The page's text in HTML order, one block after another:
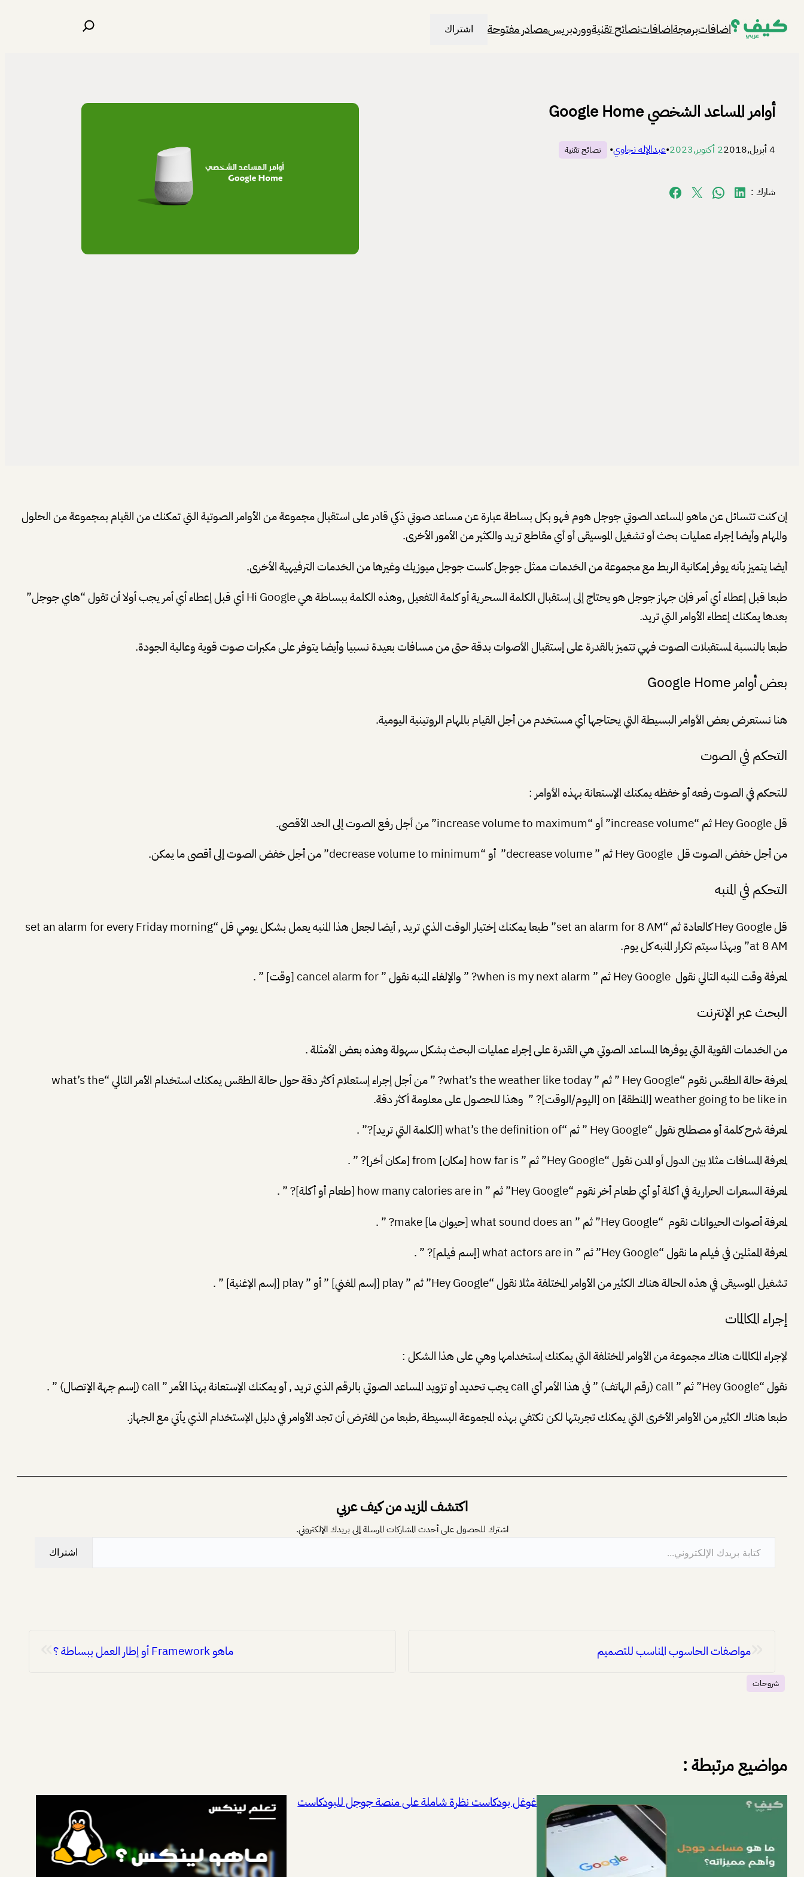
اضافاتبرمجةاضافاتنصائح تقنيةووردبريسمصادر مفتوحة اشتراك
أوامر المساعد الشخصي Google Home
4 أبريل,2018 2 أكتوبر,2023 •عبدالإله نجاوي• نصائح تقنية
شارك : Share on LinkedIn
Share on WhatsApp
Share on X
Share on Facebook
إن كنت تتسائل عن ماهو المساعد الصوتي جوجل هوم فهو بكل بساطة عبارة عن مساعد صوتي ذكي قادر على استقبال مجموعة من الأوامر الصوتية التي تمكنك من القيام بمجموعة من الحلول
والمهام وأيضا إجراء عمليات بحث أو تشغيل الموسيقى أو أي مقاطع تريد والكثير من الأمور الأخرى.
أيضا يتميز بأنه يوفر إمكانية الربط مع مجموعة من الخدمات ممثل جوجل كاست جوجل ميوزيك وغيرها من الخدمات الترفيهية الأخرى.
طبعا قبل إعطاء أي أمر فإن جهاز جوجل هو يحتاج إلى إستقبال الكلمة السحرية أو كلمة التفعيل ,وهذه الكلمة ببساطة هي Hi Google أي قبل إعطاء أي أمر يجب أولا أن تقول “هاي جوجل”
بعدها يمكنك إعطاء الأوامر التي تريد.
طبعا بالنسبة لمستقبلات الصوت فهي تتميز بالقدرة على إستقبال الأصوات بدقة حتى من مسافات بعيدة نسبيا وأيضا يتوفر على مكبرات صوت قوية وعالية الجودة.
بعض أوامر Google Home
هنا نستعرض بعض الأوامر البسيطة التي يحتاجها أي مستخدم من أجل القيام بالمهام الروتينية اليومية.
التحكم في الصوت
للتحكم في الصوت رفعه أو خفظه يمكنك الإستعانة بهذه الأوامر :
قل Hey Google ثم “increase volume” أو “increase volume to maximum” من أجل رفع الصوت إلى الحد الأقصى.
من أجل خفض الصوت قل Hey Google ثم ” decrease volume” أو “decrease volume to minimum” من أجل خفض الصوت إلى أقصى ما يمكن.
التحكم في المنبه
قل Hey Google كالعادة ثم “set an alarm for 8 AM” طبعا يمكنك إختيار الوقت الذي تريد , أيضا لجعل هذا المنبه يعمل بشكل يومي قل “set an alarm for every Friday morning
at 8 AM” وبهذا سيتم تكرار المنبه كل يوم.
لمعرفة وقت المنبه التالي نقول Hey Google ثم ” when is my next alarm? ” والإلغاء المنبه نقول ” cancel alarm for [وقت] ” .
البحث عبر الإنترنت
من الخدمات القوية التي يوفرها المساعد الصوتي هي القدرة على إجراء عمليات البحث بشكل سهولة وهذه بعض الأمثلة .
لمعرفة حالة الطقس نقوم “Hey Google ” ثم ” what’s the weather like today? ” من أجل إجراء إستعلام أكثر دقة حول حالة الطقس يمكنك استخدام الأمر التالي “what’s the
weather going to be like in [المنطقة] on [اليوم/الوقت]? ” وهذا للحصول على معلومة أكثر دقة.
لمعرفة شرح كلمة أو مصطلح نقول “Hey Google ” ثم “what’s the definition of [الكلمة التي تريد]?” .
لمعرفة المسافات مثلا بين الدول أو المدن نقول “Hey Google” ثم ” how far is [مكان] from [مكان أخر]? ” .
لمعرفة السعرات الحرارية في أكلة أو أي طعام أخر نقوم “Hey Google” ثم ” how many calories are in [طعام أو أكلة]? ” .
لمعرفة أصوات الحيوانات نقوم “Hey Google” ثم ” what sound does an [حيوان ما] make? ” .
لمعرفة الممثلين في فيلم ما نقول “Hey Google” ثم ” what actors are in [إسم فيلم]? ” .
تشغيل الموسيقى في هذه الحالة هناك الكثير من الأوامر المختلفة مثلا نقول “Hey Google” ثم ” play [إسم المغني] ” أو ” play [إسم الإغنية] ” .
إجراء المكالمات
لإجراء المكالمات هناك مجموعة من الأوامر المختلفة التي يمكنك إستخدامها وهي على هذا الشكل :
نقول “Hey Google” ثم ” call (رقم الهاتف) ” في هذا الأمر أي call يجب تحديد أو تزويد المساعد الصوتي بالرقم الذي تريد , أو يمكنك الإستعانة بهذا الأمر ” call (إسم جهة الإتصال) ” .
طبعا هناك الكثير من الأوامر الأخرى التي يمكنك تجربتها لكن نكتفي بهذه المجموعة البسيطة ,طبعا من المفترض أن تجد الأوامر في دليل الإستخدام الذي يأتي مع الجهاز.
اكتشف المزيد من كيف عربي
اشترك للحصول على أحدث المشاركات المرسلة إلى بريدك الإلكتروني.
اشتراك
مواصفات الحاسوب المناسب للتصميم ماهو Framework أو إطار العمل ببساطة ؟
شروحات
مواضيع مرتبطة :
غوغل بودكاست نظرة شاملة على منصة جوجل للبودكاست